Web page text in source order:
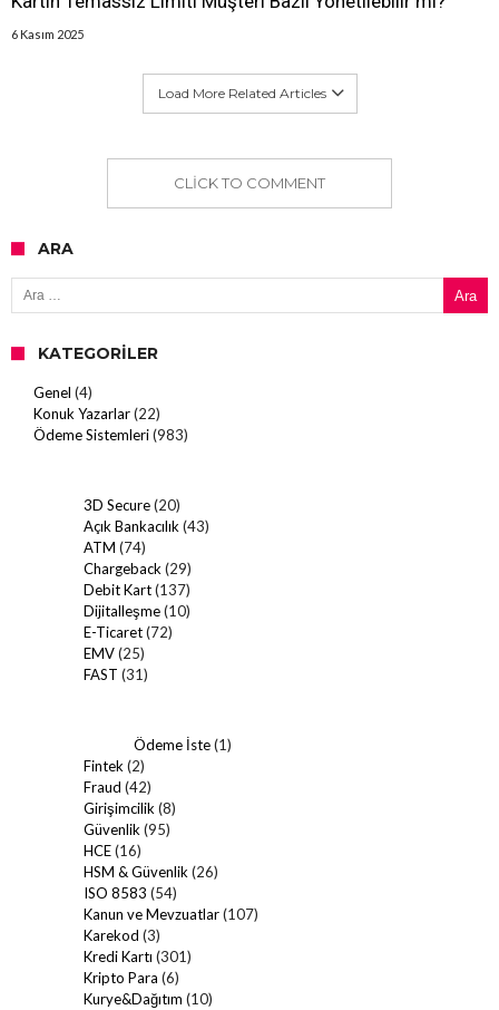
6 Kasım 2025
Load More Related Articles
CLICK TO COMMENT
ARA
Arama:
KATEGORILER
Genel (4)
Konuk Yazarlar(22)
Ödeme Sistemleri(983)
3D Secure(20)
Açık Bankacılık(43)
ATM (74)
Chargeback(29)
Debit Kart(137)
Dijitalleşme(10)
E-Ticaret(72)
EMV(25)
FAST (31)
Ödeme İste(1)
Fintek(2)
Fraud (42)
Girişimcilik(8)
Güvenlik(95)
HCE(16)
HSM & Güvenlik(26)
ISO 8583 (54)
Kanun ve Mevzuatlar(107)
Karekod (3)
Kredi Kartı (301)
Kripto Para (6)
Kurye&Dağıtım (10)